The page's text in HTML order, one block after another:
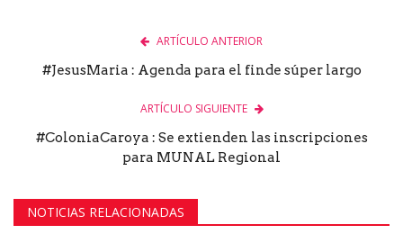
ARTÍCULO ANTERIOR
#JesusMaria : Agenda para el finde súper largo
ARTÍCULO SIGUIENTE
#ColoniaCaroya : Se extienden las inscripciones
para MUNAL Regional
NOTICIAS RELACIONADAS